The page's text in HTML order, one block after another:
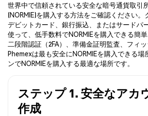
世界中で信頼されている安全な暗号通貨取引
(NORMIE)を購入する方法をご確認ください。
デビットカード、銀行振込、またはサードパ
使って、低手数料でNORMIEを購入できる簡単
二段階認証（2FA）、準備金証明監査、フィッ
Phemexは最も安全にNORMIEを購入できる場
ンでNORMIEを購入する最適な場所です。
ステップ 1. 安全なアカ
作成